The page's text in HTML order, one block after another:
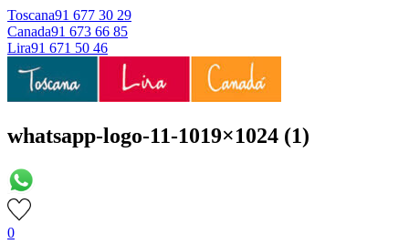
Toscana91 677 30 29
Canada91 673 66 85
Lira91 671 50 46
whatsapp-logo-11-1019×1024 (1)
0